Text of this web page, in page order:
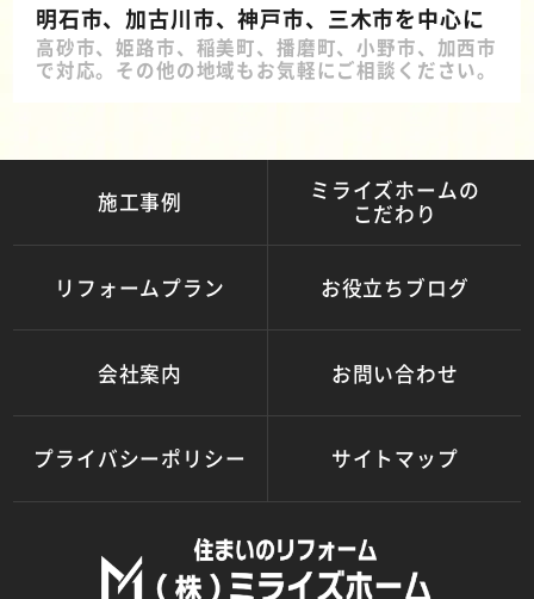
明石市、加古川市、神戸市、三木市を中心に
高砂市、姫路市、稲美町、播磨町、小野市、加西市
で対応。その他の地域もお気軽にご相談ください。
施工事例
ミライズホームの
こだわり
リフォームプラン お役立ちブログ
会社案内 お問い合わせ
プライバシーポリシー サイトマップ